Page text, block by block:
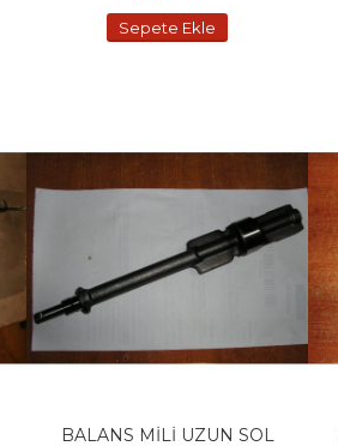
Sepete Ekle
BALANS MİLİ UZUN SOL